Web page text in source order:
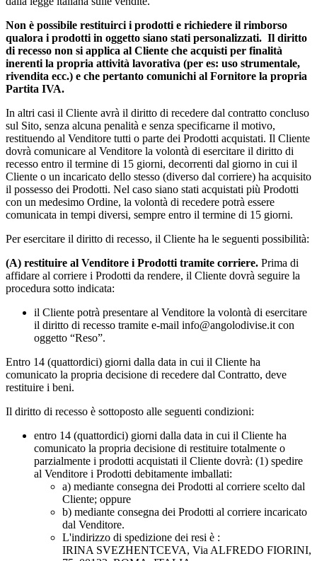
Non è possibile restituirci i prodotti e richiedere il rimborso
qualora i prodotti in oggetto siano stati personalizzati. Il diritto
di recesso non si applica al Cliente che acquisti per finalità
inerenti la propria attività lavorativa (per es: uso strumentale,
rivendita ecc.) e che pertanto comunichi al Fornitore la propria
Partita IVA.
In altri casi il Cliente avrà il diritto di recedere dal contratto concluso
sul Sito, senza alcuna penalità e senza specificarne il motivo,
restituendo al Venditore tutti o parte dei Prodotti acquistati. Il Cliente
dovrà comunicare al Venditore la volontà di esercitare il diritto di
recesso entro il termine di 15 giorni, decorrenti dal giorno in cui il
Cliente o un incaricato dello stesso (diverso dal corriere) ha acquisito
il possesso dei Prodotti. Nel caso siano stati acquistati più Prodotti
con un medesimo Ordine, la volontà di recedere potrà essere
comunicata in tempi diversi, sempre entro il termine di 15 giorni.
Per esercitare il diritto di recesso, il Cliente ha le seguenti possibilità:
(A) restituire al Venditore i Prodotti tramite corriere. Prima di
affidare al corriere i Prodotti da rendere, il Cliente dovrà seguire la
procedura sotto indicata:
il Cliente potrà presentare al Venditore la volontà di esercitare
il diritto di recesso tramite e-mail info@angolodivise.it con
oggetto “Reso”.
Entro 14 (quattordici) giorni dalla data in cui il Cliente ha
comunicato la propria decisione di recedere dal Contratto, deve
restituire i beni.
Il diritto di recesso è sottoposto alle seguenti condizioni:
entro 14 (quattordici) giorni dalla data in cui il Cliente ha
comunicato la propria decisione di restituire totalmente o
parzialmente i prodotti acquistati il Cliente dovrà: (1) spedire
al Venditore i Prodotti debitamente imballati:
a) mediante consegna dei Prodotti al corriere scelto dal
Cliente; oppure
b) mediante consegna dei Prodotti al corriere incaricato
dal Venditore.
L'indirizzo di spedizione dei resi è :
IRINA SVEZHENTCEVA, Via ALFREDO FIORINI,